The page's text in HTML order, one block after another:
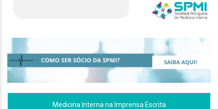
Medicina Interna na Imprensa Escrita